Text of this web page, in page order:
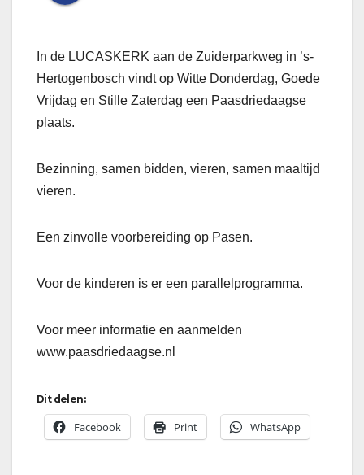
In de LUCASKERK aan de Zuiderparkweg in ’s-
Hertogenbosch vindt op Witte Donderdag, Goede
Vrijdag en Stille Zaterdag een Paasdriedaagse
plaats.
Bezinning, samen bidden, vieren, samen maaltijd
vieren.
Een zinvolle voorbereiding op Pasen.
Voor de kinderen is er een parallelprogramma.
Voor meer informatie en aanmelden
www.paasdriedaagse.nl
Dit delen:
Facebook Print WhatsApp